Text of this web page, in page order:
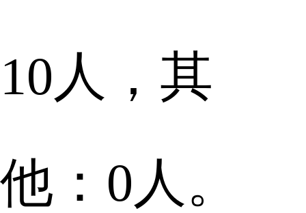
10人，其
他： 0人。